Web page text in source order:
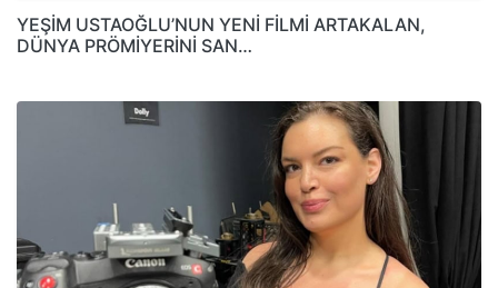
YEŞİM USTAOĞLU’NUN YENİ FİLMİ ARTAKALAN,
DÜNYA PRÖMİYERİNİ SAN…